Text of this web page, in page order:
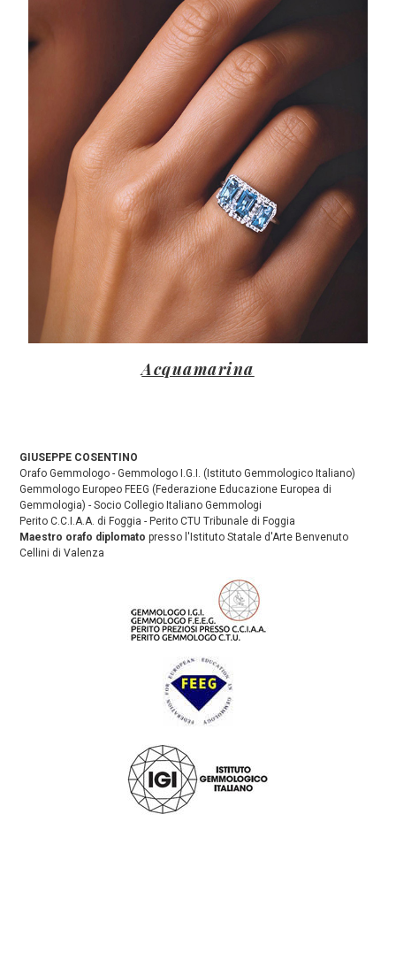
Acquamarina
GIUSEPPE COSENTINO
Orafo Gemmologo - Gemmologo I.G.I. (Istituto Gemmologico Italiano)
Gemmologo Europeo FEEG (Federazione Educazione Europea di
Gemmologia) - Socio Collegio Italiano Gemmologi
Perito C.C.I.A.A. di Foggia - Perito CTU Tribunale di Foggia
Maestro orafo diplomato presso l'Istituto Statale d'Arte Benvenuto
Cellini di Valenza